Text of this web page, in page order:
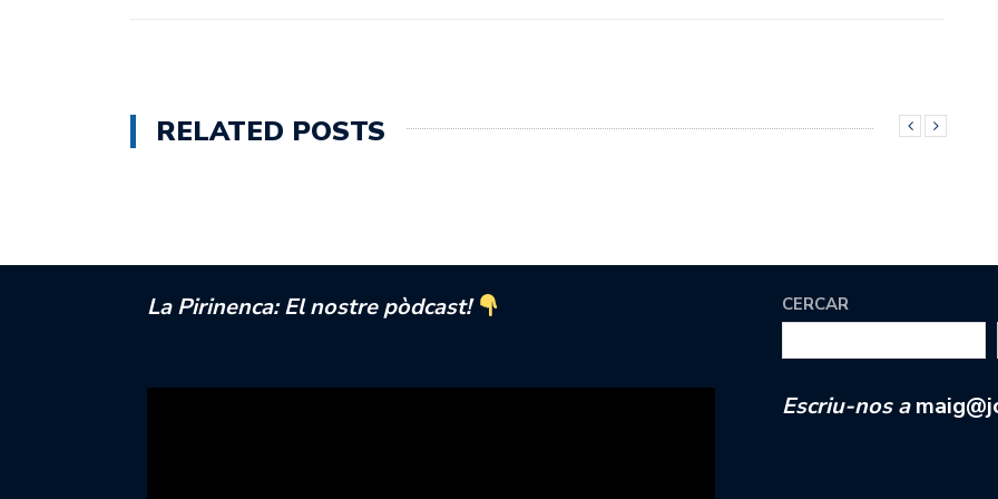
RELATED POSTS
La Pirinenca: El nostre pòdcast! CERCAR
Escriu-nos a